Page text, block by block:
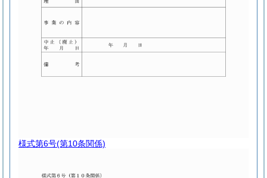
様式第6号(第10条関係)